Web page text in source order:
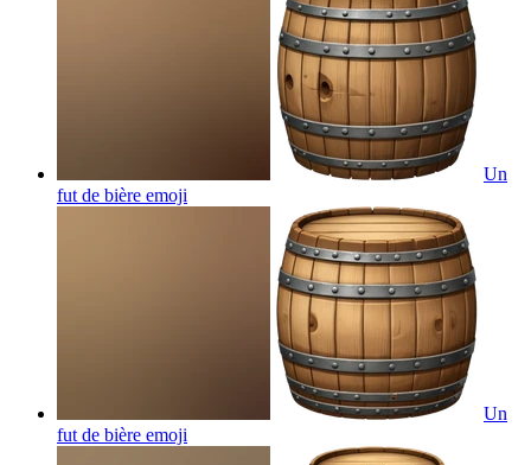
Un
fut de bière emoji
Un
fut de bière emoji